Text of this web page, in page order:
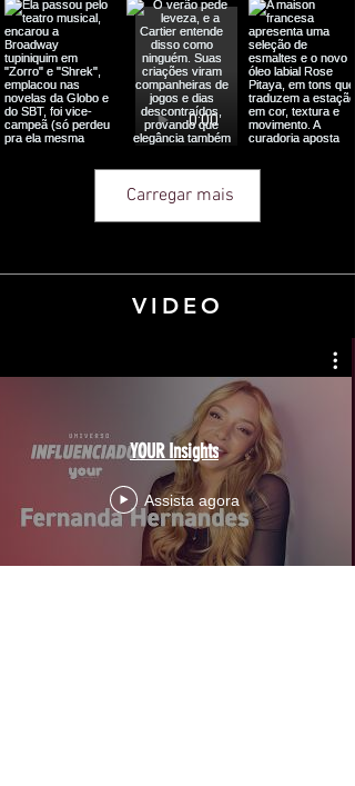
Carregar mais
VIDEO
YOUR Insights
Assista agora